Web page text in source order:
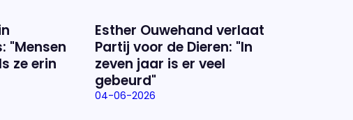
"Mensen
ze erin
Esther Ouwehand verlaat
Partij voor de Dieren: "In
zeven jaar is er veel
gebeurd"
04-06-2026